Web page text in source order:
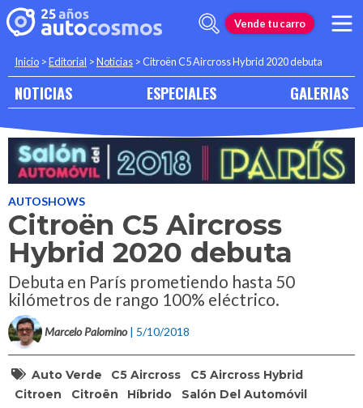
Vende tu carro
Inicio >Editorial >Noticias >Citroën C5 Aircross Hybrid 2020 debuta
NOTICIAS ESPECIALES GALERIAS
AUTOSHOWS
Citroën C5 Aircross
Hybrid 2020 debuta
Debuta en París prometiendo hasta 50
kilómetros de rango 100% eléctrico.
Marcelo Palomino | 5/10/2018
Auto Verde C5 Aircross
C5 Aircross Hybrid
Citroen
Citroën Híbrido Salón Del Automóvil